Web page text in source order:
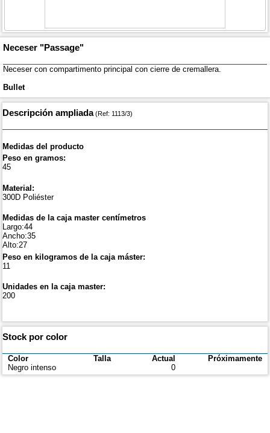
Neceser "Passage"
Neceser con compartimento principal con cierre de cremallera.
Bullet
Descripción ampliada(Ref: 1113/3)
Medidas del producto
Peso en gramos:
45
Material:
300D Poliéster
Medidas de la caja master centímetros
Largo:44
Ancho:35
Alto:27
Peso en kilogramos de la caja máster:
11
Unidades en la caja master:
200
Stock por color
Color Talla Actual
Próximamente
Negro intenso
0